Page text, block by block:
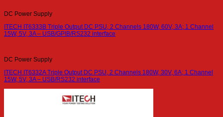
DC Power Supply
ITECH IT6333B Triple Output DC PSU, 2 Channels 180W, 60V, 3A; 1 Channel
15W, 5V, 3A – USB/GPIB/RS232 interface
DC Power Supply
ITECH IT6332A Triple Output DC PSU, 2 Channels 180W, 30V, 6A; 1 Channel
15W, 5V, 3A – USB/RS232 interface